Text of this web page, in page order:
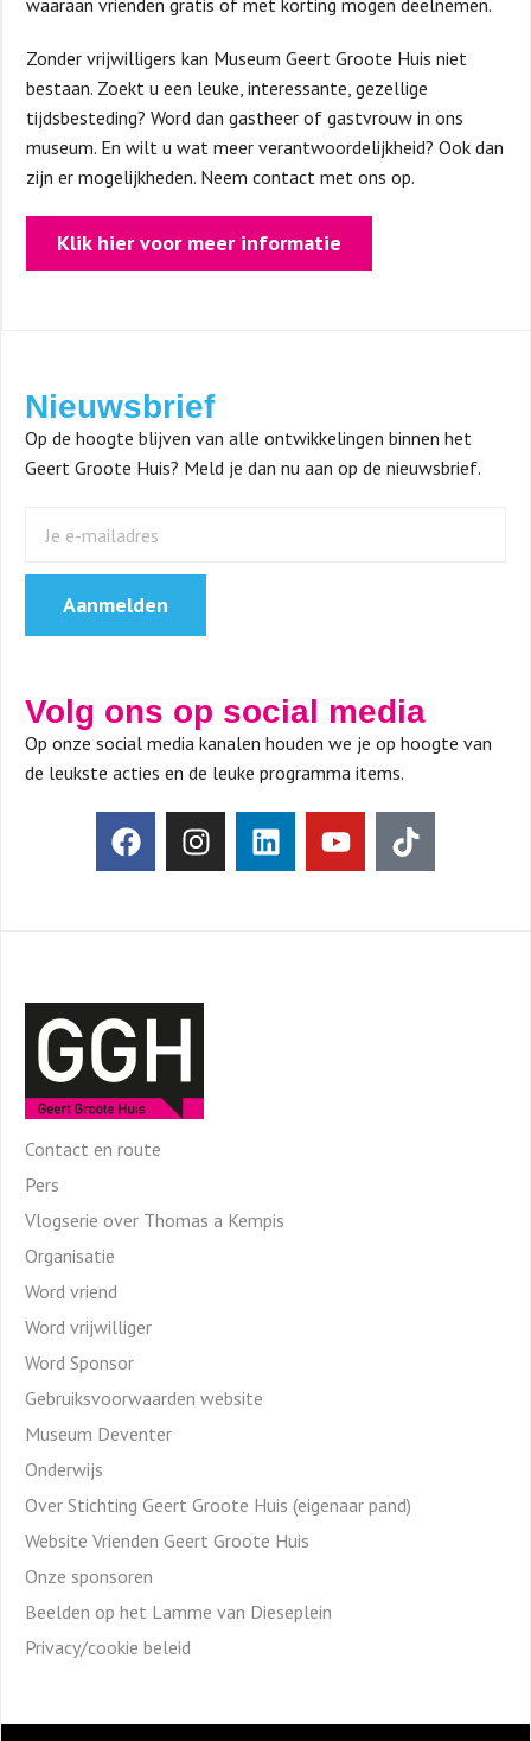
waaraan vrienden gratis of met korting mogen deelnemen.
Zonder vrijwilligers kan Museum Geert Groote Huis niet
bestaan. Zoekt u een leuke, interessante, gezellige
tijdsbesteding? Word dan gastheer of gastvrouw in ons
museum. En wilt u wat meer verantwoordelijkheid? Ook dan
zijn er mogelijkheden. Neem contact met ons op.
Klik hier voor meer informatie
Nieuwsbrief
Op de hoogte blijven van alle ontwikkelingen binnen het
Geert Groote Huis? Meld je dan nu aan op de nieuwsbrief.
Aanmelden
Volg ons op social media
Op onze social media kanalen houden we je op hoogte van
de leukste acties en de leuke programma items.
Contact en route
Pers
Vlogserie over Thomas a Kempis
Organisatie
Word vriend
Word vrijwilliger
Word Sponsor
Gebruiksvoorwaarden website
Museum Deventer
Onderwijs
Over Stichting Geert Groote Huis (eigenaar pand)
Website Vrienden Geert Groote Huis
Onze sponsoren
Beelden op het Lamme van Dieseplein
Privacy/cookie beleid